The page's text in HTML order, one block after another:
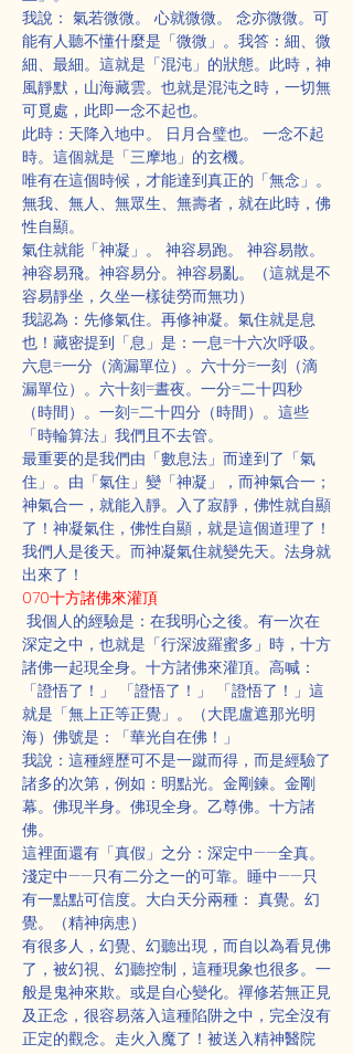
我說： 氣若微微。 心就微微。 念亦微微。可
能有人聽不懂什麼是「微微」。我答：細、微
細、最細。這就是「混沌」的狀態。此時，神
風靜默，山海藏雲。也就是混沌之時，一切無
可覓處，此即一念不起也。
此時：天降入地中。 日月合璧也。 一念不起
時。這個就是「三摩地」的玄機。
唯有在這個時候，才能達到真正的「無念」。
無我、無人、無眾生、無壽者，就在此時，佛
性自顯。
氣住就能「神凝」。 神容易跑。 神容易散。
神容易飛。神容易分。神容易亂。（這就是不
容易靜坐，久坐一樣徒勞而無功）
我認為：先修氣住。再修神凝。氣住就是息
也！藏密提到「息」是：一息=十六次呼吸。
六息=一分（滴漏單位）。六十分=一刻（滴
漏單位）。六十刻=晝夜。一分=二十四秒
（時間）。一刻=二十四分（時間）。這些
「時輪算法」我們且不去管。
最重要的是我們由「數息法」而達到了「氣
住」。由「氣住」變「神凝」，而神氣合一；
神氣合一，就能入靜。入了寂靜，佛性就自顯
了！神凝氣住，佛性自顯，就是這個道理了！
我們人是後天。而神凝氣住就變先天。法身就
出來了！
070十方諸佛來灌頂
我個人的經驗是：在我明心之後。有一次在
深定之中，也就是「行深波羅蜜多」時，十方
諸佛一起現全身。十方諸佛來灌頂。高喊：
「證悟了！」 「證悟了！」 「證悟了！」這
就是「無上正等正覺」。（大毘盧遮那光明
海）佛號是：「華光自在佛！」
我說：這種經歷可不是一蹴而得，而是經驗了
諸多的次第，例如：明點光。金剛鍊。金剛
幕。佛現半身。佛現全身。乙尊佛。十方諸
佛。
這裡面還有「真假」之分：深定中——全真。
淺定中——只有二分之一的可靠。睡中——只
有一點點可信度。大白天分兩種： 真覺。幻
覺。（精神病患）
有很多人，幻覺、幻聽出現，而自以為看見佛
了，被幻視、幻聽控制，這種現象也很多。一
般是鬼神來欺。或是自心變化。禪修若無正見
及正念，很容易落入這種陷阱之中，完全沒有
正定的觀念。走火入魔了！被送入精神醫院